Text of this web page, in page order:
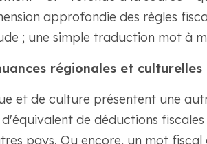
approfondie des règles
; une simple traduction mot à
régionales et culturelles
et de culture présentent une
de déductions
pays. Ou encore, un mot